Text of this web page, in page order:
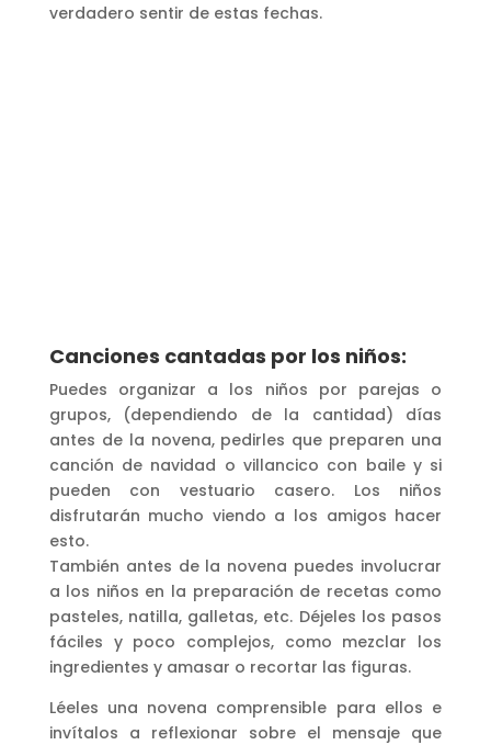
verdadero sentir de estas fechas.
Canciones cantadas por los niños:
Puedes organizar a los niños por parejas o
grupos, (dependiendo de la cantidad) días
antes de la novena, pedirles que preparen una
canción de navidad o villancico con baile y si
pueden con vestuario casero. Los niños
disfrutarán mucho viendo a los amigos hacer
esto.
También antes de la novena puedes involucrar
a los niños en la preparación de recetas como
pasteles, natilla, galletas, etc. Déjeles los pasos
fáciles y poco complejos, como mezclar los
ingredientes y amasar o recortar las figuras.
Léeles una novena comprensible para ellos e
invítalos a reflexionar sobre el mensaje que